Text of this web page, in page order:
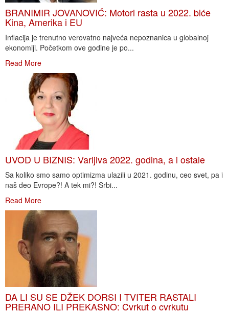
BRANIMIR JOVANOVIĆ: Motori rasta u 2022. biće
Kina, Amerika i EU
Inflacija je trenutno verovatno najveća nepoznanica u globalnoj
ekonomiji. Početkom ove godine je po...
Read More
UVOD U BIZNIS: Varljiva 2022. godina, a i ostale
Sa koliko smo samo optimizma ulazili u 2021. godinu, ceo svet, pa i
naš deo Evrope?! A tek mi?! Srbi...
Read More
DA LI SU SE DŽEK DORSI I TVITER RASTALI
PRERANO ILI PREKASNO: Cvrkut o cvrkutu